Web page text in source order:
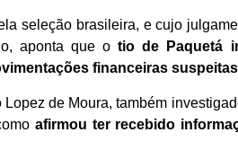
seleção brasileira, e cujo
aponta que otio de Paquetá
financeiras suspeitas
de Moura, também
afirmou ter recebido